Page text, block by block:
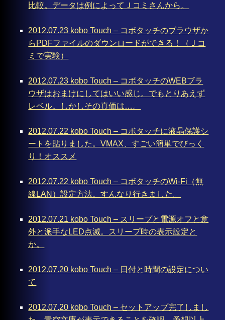
比較。データは例によってＪコミさんから。
2012.07.23 kobo Touch – コボタッチのブラウザか
らPDFファイルのダウンロードができる！（Ｊコ
ミで実験）
2012.07.23 kobo Touch – コボタッチのWEBブラ
ウザはおまけにしてはいい感じ。でもとりあえず
レベル。しかしその真価は…。
2012.07.22 kobo Touch – コボタッチに液晶保護シ
ートを貼りました。VMAX、すごい簡単でびっく
り！オススメ
2012.07.22 kobo Touch – コボタッチのWi-Fi（無
線LAN）設定方法。すんなり行きました。
2012.07.21 kobo Touch – スリープと電源オフと意
外と派手なLED点滅。スリープ時の表示設定と
か。
2012.07.20 kobo Touch – 日付と時間の設定につい
て
2012.07.20 kobo Touch – セットアップ完了しまし